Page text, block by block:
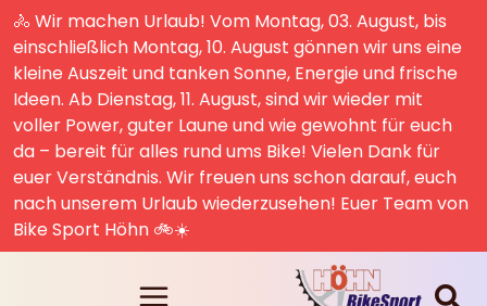
🚴 Wir machen Urlaub! Vom Montag, 03. August, bis
einschließlich Montag, 10. August gönnen wir uns eine
kleine Auszeit und tanken Sonne, Energie und frische
Ideen. Ab Dienstag, 11. August, sind wir wieder mit
voller Power, guter Laune und wie gewohnt für euch
da – bereit für alles rund ums Bike! Vielen Dank für
euer Verständnis. Wir freuen uns schon darauf, euch
nach unserem Urlaub wiederzusehen! Euer Team von
Bike Sport Höhn 🚲☀️